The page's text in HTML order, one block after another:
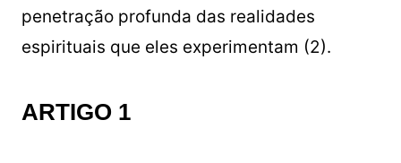
penetração profunda das realidades
espirituais que eles experimentam (2).
ARTIGO 1